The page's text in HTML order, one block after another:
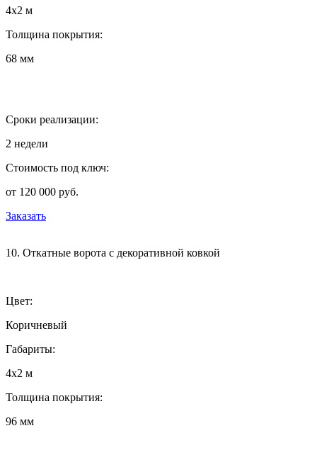
4х2 м
Толщина покрытия:
68 мм
Сроки реализации:
2 недели
Стоимость под ключ:
от 120 000 руб.
Заказать
10. Откатные ворота с декоративной ковкой
Цвет:
Коричневый
Габариты:
4х2 м
Толщина покрытия:
96 мм